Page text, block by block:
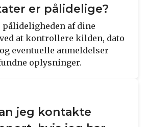
er pålidelige?
pålideligheden af dine
at kontrollere kilden, dato
eventuelle anmeldelser
oplysninger.
jeg kontakte